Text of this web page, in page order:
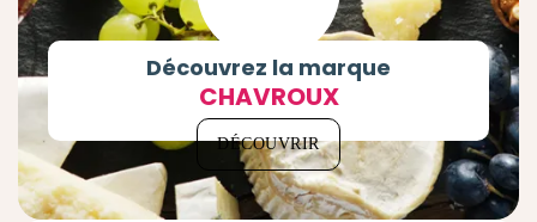
Découvrez la marque
CHAVROUX
DÉCOUVRIR